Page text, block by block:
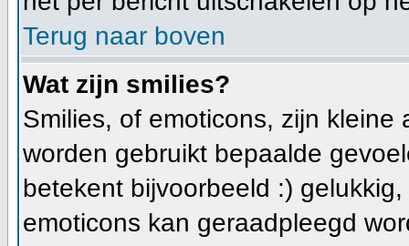
Terug naar boven
Wat zijn smilies?
Smilies, of emoticons, zijn
worden gebruikt bepaalde
betekent bijvoorbeeld :)
emoticons kan geraadpleegd